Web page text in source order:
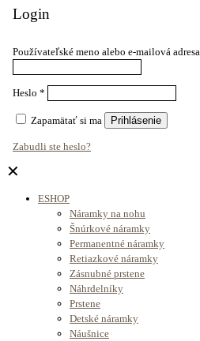
Login
Používateľské meno alebo e-mailová adresa
Heslo *
Zapamätať si ma Prihlásenie
Zabudli ste heslo?
✕
ESHOP
Náramky na nohu
Šnúrkové náramky
Permanentné náramky
Retiazkové náramky
Zásnubné prstene
Náhrdelníky
Prstene
Detské náramky
Náušnice